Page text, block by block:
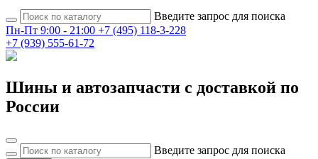
Введите запрос для поиска
Пн-Пт 9:00 - 21:00 +7 (495) 118-3-228
+7 (939) 555-61-72
Шины и автозапчасти с доставкой по
России
Введите запрос для поиска